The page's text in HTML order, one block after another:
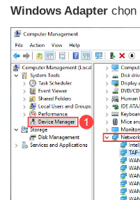
Windows Adapter chọn